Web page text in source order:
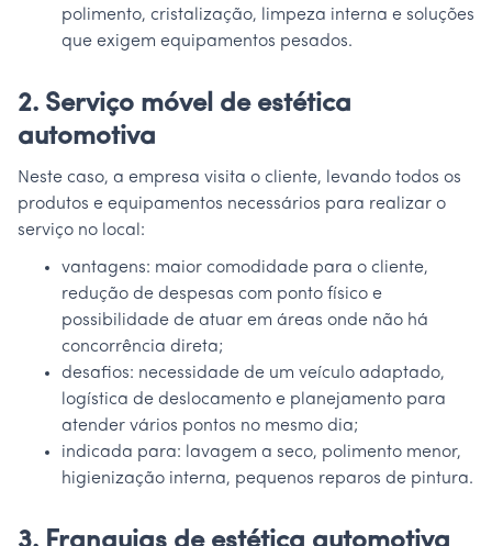
polimento, cristalização, limpeza interna e soluções
que exigem equipamentos pesados.
2. Serviço móvel de estética
automotiva
Neste caso, a empresa visita o cliente, levando todos os
produtos e equipamentos necessários para realizar o
serviço no local:
vantagens: maior comodidade para o cliente,
redução de despesas com ponto físico e
possibilidade de atuar em áreas onde não há
concorrência direta;
desafios: necessidade de um veículo adaptado,
logística de deslocamento e planejamento para
atender vários pontos no mesmo dia;
indicada para: lavagem a seco, polimento menor,
higienização interna, pequenos reparos de pintura.